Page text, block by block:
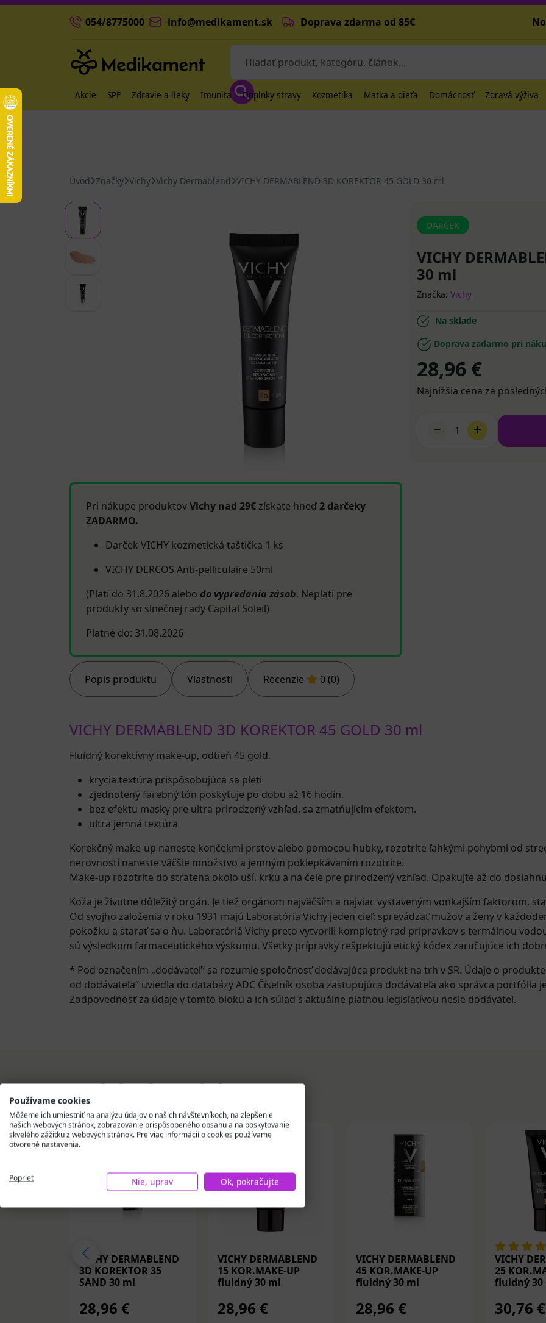
054/8775000 info@medikament.sk Doprava zdarma od 85€
Akcie SPF Zdravie a lieky Imunita Doplnky stravy Kozmetika Matka a dieťa Domácnosť Zdravá výživa
Úvod Značky Vichy Vichy Dermablend VICHY DERMABLEND 3D KOREKTOR 45 GOLD 30 ml
Pri nákupe produktovVichy nad 29€získate hneď2 darčeky
ZADARMO.
Darček VICHY kozmetická taštička 1 ks
VICHY DERCOS Anti-pelliculaire 50ml
(Platí do 31.8.2026 alebo do vypredania zásob. Neplatí pre
produkty so slnečnej rady Capital Soleil)
Platné do: 31.08.2026
Popis produktu Vlastnosti Recenzie 0 (0)
DARČEK
VICHY
30 ml
Značka: Vichy
Na sklade
Doprava zadarmo pri
28,96 €
Najnižšia cena za
1
VICHY DERMABLEND 3D KOREKTOR 45 GOLD 30 ml
Fluidný korektívny make-up, odtieň 45 gold.
krycia textúra prispôsobujúca sa pleti
zjednotený farebný tón poskytuje po dobu až 16 hodín.
bez efektu masky pre ultra prirodzený vzhľad, sa zmatňujícím efektom.
ultra jemná textúra
Korekčný make-up naneste končekmi prstov alebo pomocou hubky, rozotrite ľahkými pohybmi od
nerovností naneste väčšie množstvo a jemným poklepkávaním rozotrite.
Make-up rozotrite do stratena okolo uší, krku a na čele pre prirodzený vzhľad. Opakujte až do
Koža je životne dôležitý orgán. Je tiež orgánom najväčším a najviac vystaveným vonkajším faktorom,
Od svojho založenia v roku 1931 majú Laboratória Vichy jeden cieľ: sprevádzať mužov a ženy v
pokožku a starať sa o ňu. Laboratóriá Vichy preto vytvorili kompletný rad prípravkov s termálnou
sú výsledkom farmaceutického výskumu. Všetky prípravky rešpektujú etický kódex zaručujúce ich
* Pod označením „dodávateľ“ sa rozumie spoločnosť dodávajúca produkt na trh v SR. Údaje o
od dodávateľa“ uviedla do databázy ADC Číselník osoba zastupujúca dodávateľa ako správca portfólia
Zodpovednosť za údaje v tomto bloku a ich súlad s aktuálne platnou legislatívou nesie dodávateľ.
Podobné produkty
VICHY DERMABLEND
3D KOREKTOR 35
SAND 30 ml
28,96 €
VICHY DERMABLEND
15 KOR.MAKE-UP
fluidný 30 ml
28,96 €
VICHY DERMABLEND
45 KOR.MAKE-UP
fluidný 30 ml
28,96 €
VICHY
25
fluidný 30
30,76 €
Používame cookies
Môžeme ich umiestniť na analýzu údajov o našich návštevníkoch, na zlepšenie
našich webových stránok, zobrazovanie prispôsobeného obsahu a na poskytovanie
skvelého zážitku z webových stránok. Pre viac informácií o cookies používame
otvorené nastavenia.
Poprieť Nie, uprav Ok, pokračujte